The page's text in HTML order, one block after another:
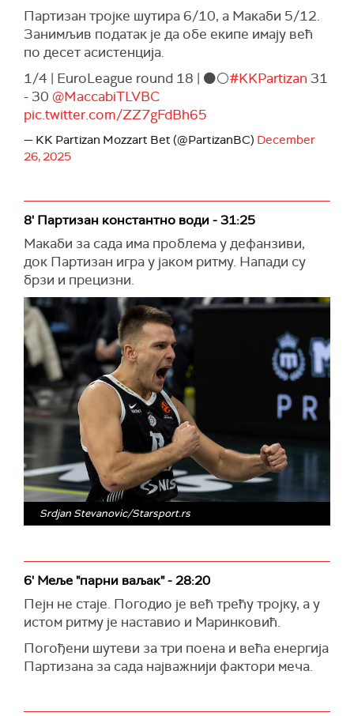
Партизан тројке шутира 6/10, а Макаби 5/12.
Занимљив податак је да обе екипе имају већ
по десет асистенција.
1/4 | EuroLeague round 18 | ⚫️⚪️#KKPartizan 31
- 30 @MaccabiTLVBC
pic.twitter.com/ZZ7gFdBh65
— KK Partizan Mozzart Bet (@PartizanBC) December
26, 2025
8' Партизан константно води - 31:25
Макаби за сада има проблема у дефанзиви,
док Партизан игра у јаком ритму. Напади су
брзи и прецизни.
Srdjan Stevanovic/Starsport.rs
6' Меље "парни ваљак" - 28:20
Пејн не стаје. Погодио је већ трећу тројку, а у
истом ритму је наставио и Маринковић.
Погођени шутеви за три поена и већа енергија
Партизана за сада најважнији фактори меча.